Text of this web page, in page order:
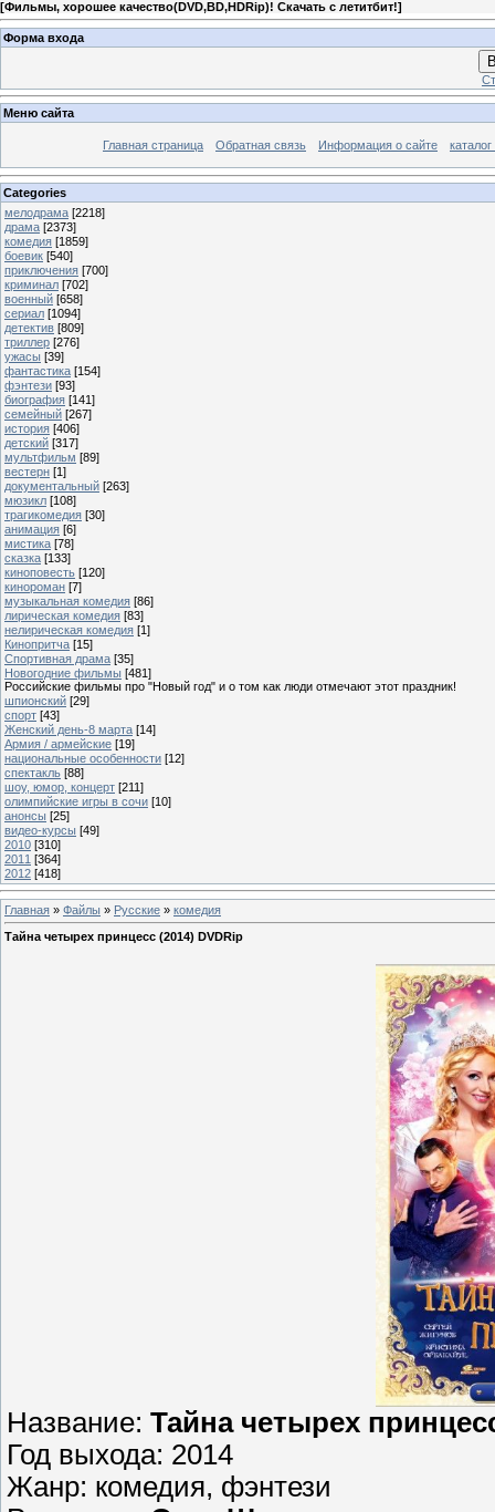
[Фильмы, хорошее качество(DVD,BD,HDRip)! Скачать с летитбит!]
Форма входа
Меню сайта
Главная страница Обратная связь Информация о сайте
Categories
мелодрама [2218]
драма [2373]
комедия [1859]
боевик [540]
приключения [700]
криминал [702]
военный [658]
сериал [1094]
детектив [809]
триллер [276]
ужасы [39]
фантастика [154]
фэнтези [93]
биография [141]
семейный [267]
история [406]
детский [317]
мультфильм [89]
вестерн [1]
документальный [263]
мюзикл [108]
трагикомедия [30]
анимация [6]
мистика [78]
сказка [133]
киноповесть [120]
кинороман [7]
музыкальная комедия [86]
лирическая комедия [83]
нелирическая комедия [1]
Кинопритча [15]
Спортивная драма [35]
Новогодние фильмы [481]
Российские фильмы про "Новый год" и о том как люди отмечают этот праздник!
шпионский [29]
спорт [43]
Женский день-8 марта [14]
Армия / армейские [19]
национальные особенности [12]
спектакль [88]
шоу, юмор, концерт [211]
олимпийские игры в сочи [10]
анонсы [25]
видео-курсы [49]
2010 [310]
2011 [364]
2012 [418]
Главная » Файлы » Русские » комедия
Тайна четырех принцесс (2014) DVDRip
Название: Тайна четырех
Год выхода: 2014
Жанр: комедия, фэнтези